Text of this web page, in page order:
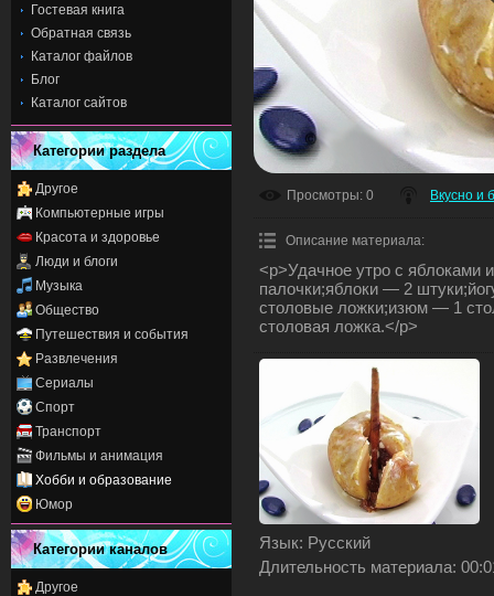
Гостевая книга
Обратная связь
Каталог файлов
Блог
Каталог сайтов
Категории раздела
Другое
Компьютерные игры
Красота и здоровье
Люди и блоги
Музыка
Общество
Путешествия и события
Развлечения
Сериалы
Спорт
Транспорт
Фильмы и анимация
Хобби и образование
Юмор
Категории каналов
Другое
Просмотры: 0 Вкусно и
Описание материала:
<p>Удачное утро с яблоками
палочки;яблоки — 2
столовые ложки;изюм — 1
столовая ложка.</p>
Язык: Русский
Длительность материала: